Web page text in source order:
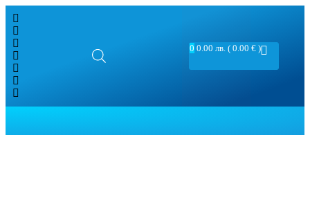
0 0.00 лв. ( 0.00 € )